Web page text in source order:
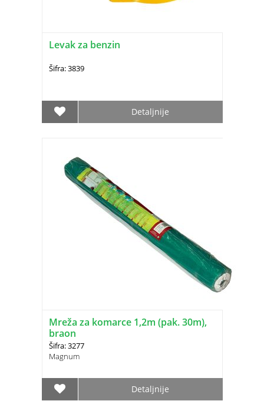
Levak za benzin
Šifra: 3839
Detaljnije
Mreža za komarce 1,2m (pak. 30m),
braon
Šifra: 3277
Magnum
Detaljnije